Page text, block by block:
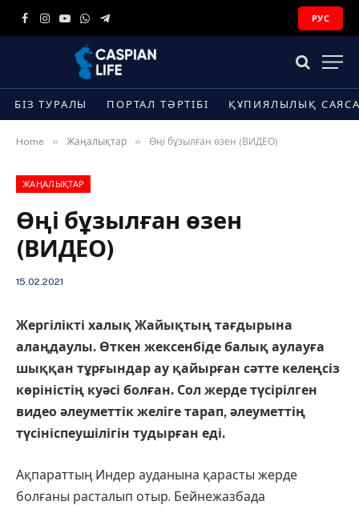
Facebook
Instagram
YouTube
WhatsApp
Telegram
РУС
БІЗ ТУРАЛЫ ПОРТАЛ ТӘРТІБІ ҚҰПИЯЛЫЛЫҚ
Home » Жаңалықтар » Өңі бұзылған өзен (ВИДЕО)
ЖАҢАЛЫҚТАР
Өңі бұзылған өзен
(ВИДЕО)
15.02.2021
Жергілікті халық Жайықтың тағдырына
алаңдаулы. Өткен жексенбіде балық аулауға
шыққан тұрғындар ау қайырған сәтте келеңсіз
көріністің куәсі болған. Сол жерде түсірілген
видео әлеуметтік желіге тарап, әлеуметтің
түсініспеушілігін тудырған еді.
Ақпараттың Индер ауданына қарасты жерде
болғаны расталып отыр. Бейнежазбада